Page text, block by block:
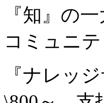
『知』の
コミュニ
『ナレッ